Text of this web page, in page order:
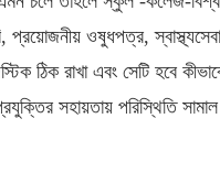
ওষুধপত্র,
ঠিক রাখা এবং সেটি হবে
সহায়তায় পরিস্থিতি